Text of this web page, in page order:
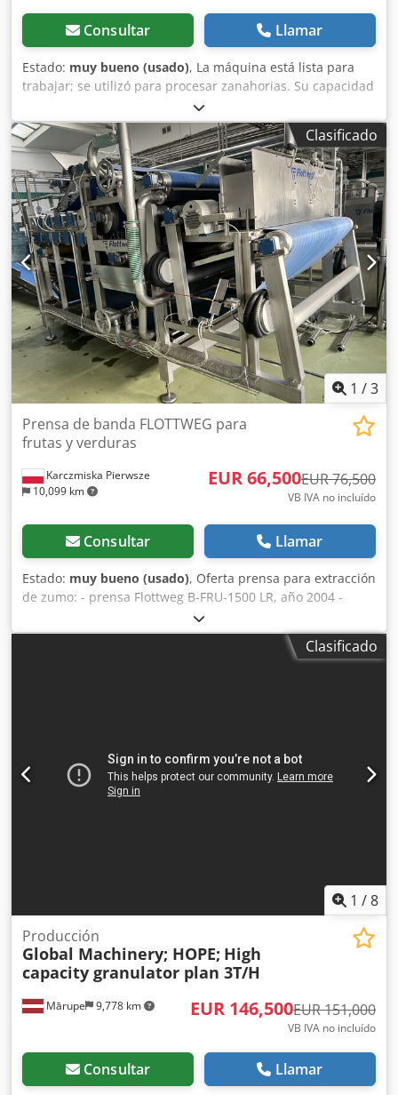
Consultar Llamar
Estado: muy bueno (usado), La máquina está lista para
trabajar; se utilizó para procesar zanahorias. Su capacidad
es de hasta 25 toneladas por hora. Dwedpjytnhujfx Ap Aea
Le invito a consultar mis otros anuncios.
Clasificado
1 /3
Karczmiska Pierwsze
10,099 km
Prensa de banda FLOTTWEG para
frutas y verduras
EUR 66,500EUR 76,500
VB IVA no incluído
Consultar Llamar
Estado: muy bueno (usado), Oferta prensa para extracción
de zumo: - prensa Flottweg B-FRU-1500 LR, año 2004 -
bomba para pulpa - cuadro de control Flottweg Dodpfx
Aoyc D N Top Aswa - bomba de zumo - filtro de ranura
para agua de lavado de cinta La máquina está operativa y
Clasificado
1 /8
Mārupe 9,778 km
Producción
Global Machinery; HOPE; High
capacity granulator plan 3T/H
EUR 146,500EUR 151,000
VB IVA no incluído
Consultar Llamar